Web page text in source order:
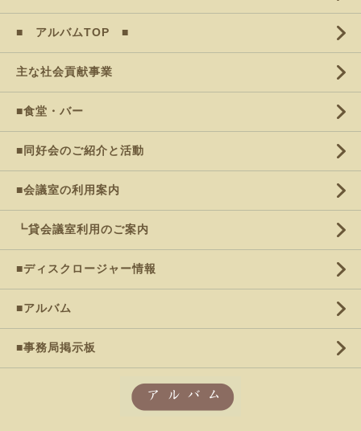
■ アルバムTOP ■
主な社会貢献事業
■食堂・バー
■同好会のご紹介と活動
■会議室の利用案内
┗貸会議室利用のご案内
■ディスクロージャー情報
■アルバム
■事務局掲示板